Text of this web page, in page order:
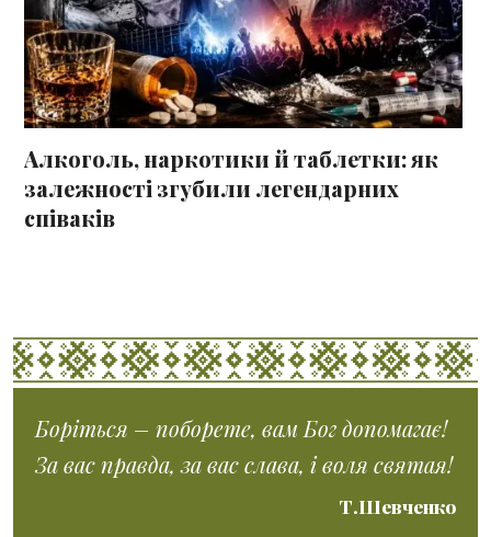
Алкоголь, наркотики й таблетки: як
залежності згубили легендарних
співаків
Боріться – поборете, вам Бог допомагає!
За вас правда, за вас слава, і воля святая!
Т.Шевченко